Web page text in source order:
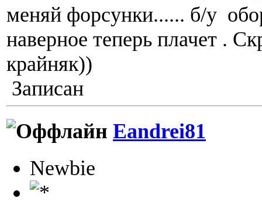
меняй форсунки...... б/у
наверное теперь плачет .
крайняк))
Записан
Eandrei81
Newbie